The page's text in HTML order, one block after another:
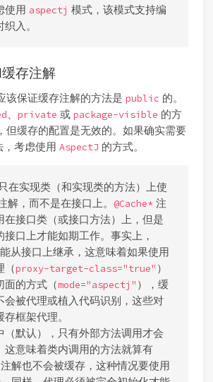
使用 aspectj 模式，该模式支持编
入。
存注解
该保证缓存注解的方法是 public 的。
private 或 package-visible 的方
但缓存的配置是无效的。如果确实需要
，考虑使用 AspectJ 的方式。
在实现类（和实现类的方法）上使
解，而不是在接口上。@Cache* 注
在接口类（或接口方法）上，但是
接口上才能如期工作。事实上，
从接口上继承，这意味着如果使用
（proxy-target-class="true" ）
面的方式（mode="aspectj" ），缓
会被代理或植入代码识别，这些对
框架代理。
（默认），只有外部方法调用才会
这意味着类内调用的方法就算有
注解也不会被缓存，这种情况要使用